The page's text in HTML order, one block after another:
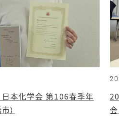
本化学会 第106春季年
）